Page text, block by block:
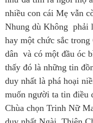
nhiều con cái Mẹ vẫn
Nhung dù Không phải
hay một chức sắc
dân và có một đầu óc
thấy đó là những tin
duy nhất là phá hoại
muốn người ta tin điều
Chùa chọn Trinh Nữ